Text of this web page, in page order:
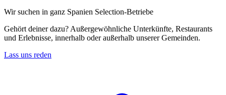
Wir suchen in ganz Spanien Selection-Betriebe
Gehört deiner dazu? Außergewöhnliche Unterkünfte, Restaurants
und Erlebnisse, innerhalb oder außerhalb unserer Gemeinden.
Lass uns reden